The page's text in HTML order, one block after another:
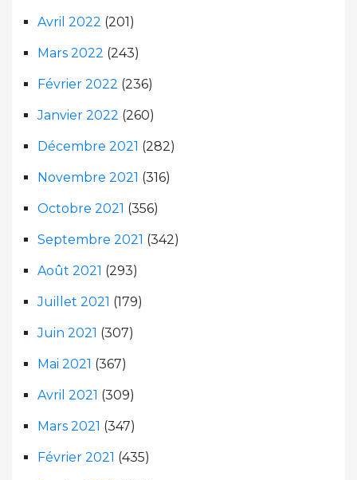
Avril 2022 (201)
Mars 2022 (243)
Février 2022 (236)
Janvier 2022 (260)
Décembre 2021 (282)
Novembre 2021 (316)
Octobre 2021 (356)
Septembre 2021 (342)
Août 2021 (293)
Juillet 2021 (179)
Juin 2021 (307)
Mai 2021 (367)
Avril 2021 (309)
Mars 2021 (347)
Février 2021 (435)